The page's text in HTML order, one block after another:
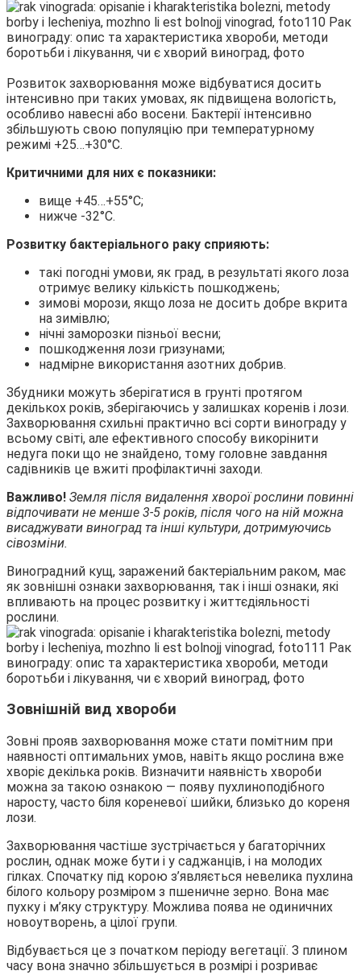
Розвиток захворювання може відбуватися досить
інтенсивно при таких умовах, як підвищена вологість,
особливо навесні або восени. Бактерії інтенсивно
збільшують свою популяцію при температурному
режимі +25…+30°С.
Критичними для них є показники:
вище +45…+55°С;
нижче -32°С.
Розвитку бактеріального раку сприяють:
такі погодні умови, як град, в результаті якого лоза
отримує велику кількість пошкоджень;
зимові морози, якщо лоза не досить добре вкрита
на зимівлю;
нічні заморозки пізньої весни;
пошкодження лози гризунами;
надмірне використання азотних добрив.
Збудники можуть зберігатися в грунті протягом
декількох років, зберігаючись у залишках коренів і лози.
Захворювання схильні практично всі сорти винограду у
всьому світі, але ефективного способу викорінити
недуга поки що не знайдено, тому головне завдання
садівників це вжиті профілактичні заходи.
Важливо! Земля після видалення хворої рослини повинні
відпочивати не менше 3-5 років, після чого на ній можна
висаджувати виноград та інші культури, дотримуючись
сівозміни.
Виноградний кущ, заражений бактеріальним раком, має
як зовнішні ознаки захворювання, так і інші ознаки, які
впливають на процес розвитку і життєдіяльності
рослини.
Зовнішній вид хвороби
Зовні прояв захворювання може стати помітним при
наявності оптимальних умов, навіть якщо рослина вже
хворіє декілька років. Визначити наявність хвороби
можна за такою ознакою — появу пухлиноподібного
наросту, часто біля кореневої шийки, близько до кореня
лози.
Захворювання частіше зустрічається у багаторічних
рослин, однак може бути і у саджанців, і на молодих
гілках. Спочатку під корою з’являється невелика пухлина
білого кольору розміром з пшеничне зерно. Вона має
пухку і м’яку структуру. Можлива поява не одиничних
новоутворень, а цілої групи.
Відбувається це з початком періоду вегетації. З плином
часу вона значно збільшується в розмірі і розриває